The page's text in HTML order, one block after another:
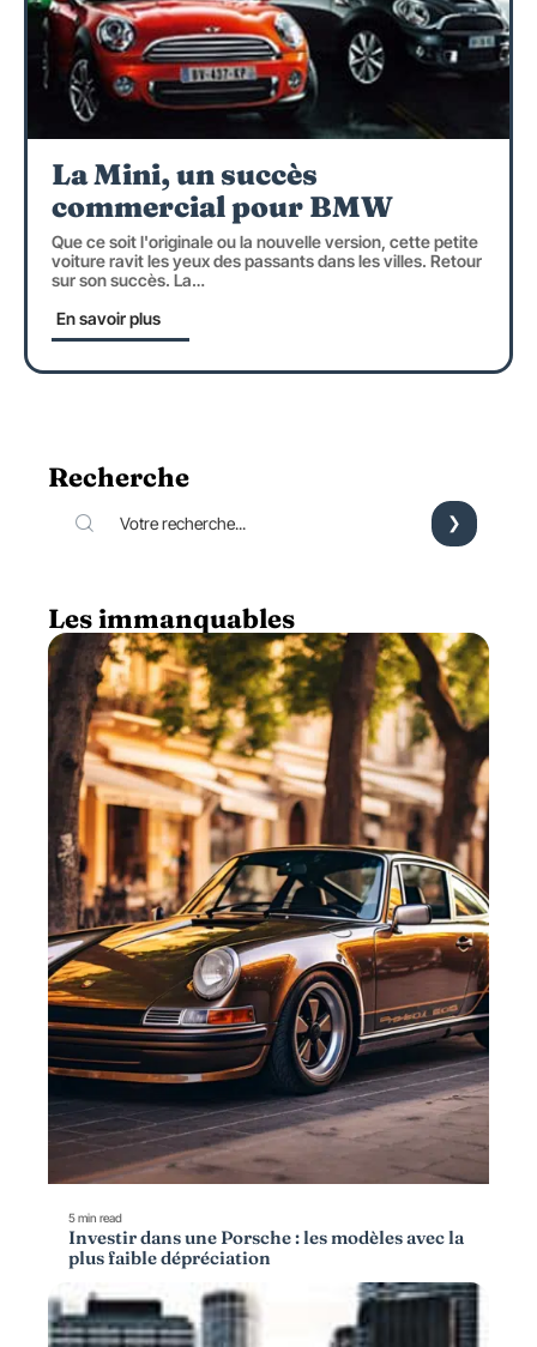
La Mini, un succès
commercial pour BMW
Que ce soit l'originale ou la nouvelle version, cette petite
voiture ravit les yeux des passants dans les villes. Retour
sur son succès. La…
En savoir plus
Recherche
Les immanquables
5 min read
Investir dans une Porsche : les modèles avec la
plus faible dépréciation